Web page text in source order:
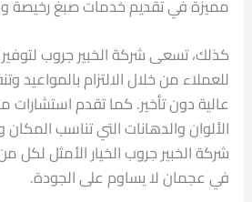
مميزة في تقديم خدمات صبغ رخيصة
كذلك، تسعى شركة الخبير جروب
للعملاء من خلال الالتزام بالمواعيد
عالية دون تأخير. كما تقدم استشارات
الألوان والدهانات التي تناسب المكان
شركة الخبير جروب الخيار الأمثل
في عجمان لا يساوم على الجودة.